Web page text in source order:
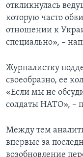
откликнулась
которую часто
отношении к
специально», –
Журналистку
своеобразно, ее
«Если мы не
солдаты НАТО», –
Между тем
впервые за
возобновление